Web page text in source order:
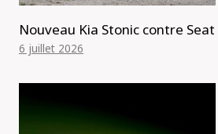
Nouveau Kia Stonic contre
6 juillet 2026